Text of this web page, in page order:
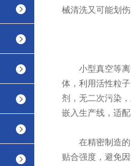
械清洗又可能划
小型真空等离
体，利用活性粒
剂，无二次污染
嵌入生产线，适
在精密制造的
贴合强度，避免